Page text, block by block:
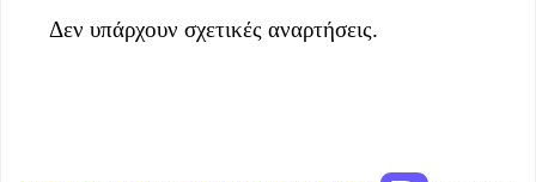
Δεν υπάρχουν σχετικές αναρτήσεις.